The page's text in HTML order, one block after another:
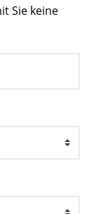
Sie keine